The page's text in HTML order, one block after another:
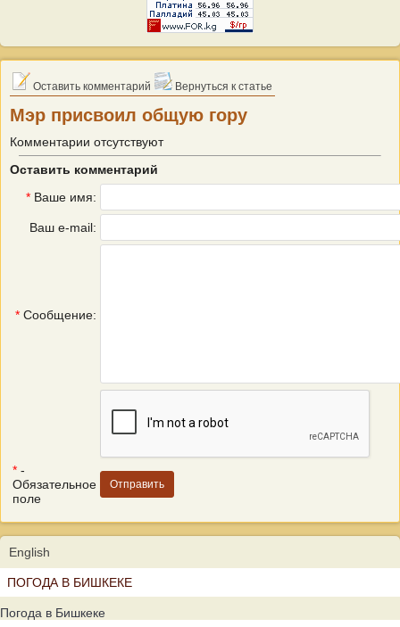
Оставить комментарий Вернуться к статье
Мэр присвоил общую гору
Комментарии отсутствуют
Оставить комментарий
* Ваше имя:
Ваш e-mail:
* Сообщение:
* -
Обязательное
поле
English
ПОГОДА В БИШКЕКЕ
Погода в Бишкеке